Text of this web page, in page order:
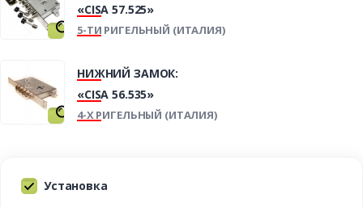
«CISA 57.525»
5-ТИ РИГЕЛЬНЫЙ (ИТАЛИЯ)
НИЖНИЙ ЗАМОК:
«CISA 56.535»
4-Х РИГЕЛЬНЫЙ (ИТАЛИЯ)
Установка